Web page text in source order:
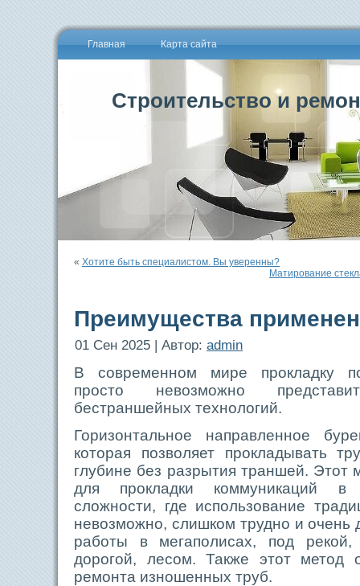
Главная Карта сайта
Строительство и
« Хотите быть специалистом. Вы уверенны?
Матирование
Преимущества
01 Сен 2025 | Автор: admin
В современном мире прокладку
просто невозможно
бестраншейных технологий.
Горизонтальное направленное
которая позволяет прокладывать
глубине без разрытия траншей. Этот
для прокладки коммуникаций в
сложности, где использование
невозможно, слишком трудно и очень
работы в мегаполисах, под
дорогой, лесом. Также этот метод
ремонта изношенных труб.